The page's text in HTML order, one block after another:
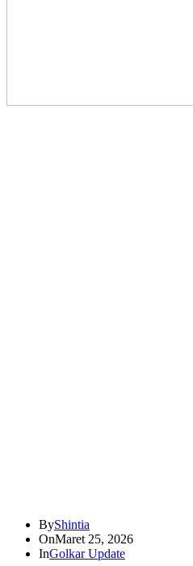
ByShintia
OnMaret 25, 2026
InGolkar Update